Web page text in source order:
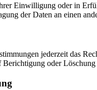
Einwilligung oder in
der Daten an einen
jederzeit das
oder